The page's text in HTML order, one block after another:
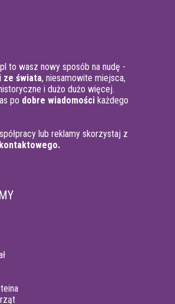
to wasz nowy sposób na nudę -
ze świata, niesamowite miejsca,
i dużo dużo więcej.
po dobre wiadomości każdego
lub reklamy skorzystaj z